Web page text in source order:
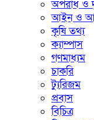
অপরাধ ও
আইন ও
কৃষি তথ্য
ক্যাম্পাস
গণমাধ্যম
চাকরি
ট্যুরিজম
প্রবাস
বিচিত্র